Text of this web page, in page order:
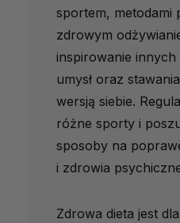
sportem, metodami
zdrowym
inspirowanie innych
umysł oraz
wersją siebie.
różne sporty i
sposoby na
i zdrowia
Zdrowa dieta jest